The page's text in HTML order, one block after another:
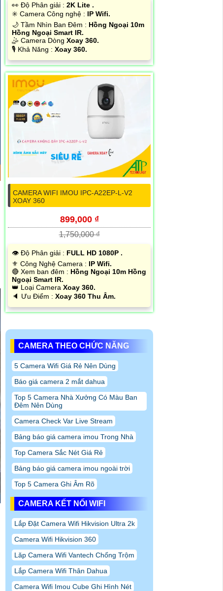
️👀 Độ Phân giải : 2K Lite .
✳️ Camera Công nghệ : IP Wifi.
🌙 Tầm Nhìn Ban Đêm : Hồng Ngoại 10m
Hồng Ngoại Smart IR.
🤹 Camera Dòng Xoay 360.
️🎙 Khả Năng : Xoay 360.
CAMERA WIFI IMOU IPC-A22EP-L-V2
XOAY 360
899,000 ₫
1,750,000 ₫
👁 Độ Phân giải : FULL HD 1080P .
⚜️ Công Nghệ Camera : IP Wifi.
🔴 Xem ban đêm : Hồng Ngoại 10m Hồng
Ngoại Smart IR.
👑 Loại Camera Xoay 360.
️🔈 Ưu Điểm : Xoay 360 Thu Âm.
CAMERA THEO CHỨC NĂNG
5 Camera Wifi Giá Rẻ Nên Dùng
Báo giá camera 2 mắt dahua
Top 5 Camera Nhà Xưởng Có Màu Ban
Đêm Nên Dùng
Camera Check Var Live Stream
Bảng báo giá camera imou Trong Nhà
Top Camera Sắc Nét Giá Rẻ
Bảng báo giá camera imou ngoài trời
Top 5 Camera Ghi Âm Rõ
CAMERA KẾT NỐI WIFI
Lắp Đặt Camera Wifi Hikvision Ultra 2k
Camera Wifi Hikvision 360
Lăp Camera Wifi Vantech Chống Trộm
Lắp Camera Wifi Thân Dahua
Camera Wifi Imou Cube Ghi Hình Nét